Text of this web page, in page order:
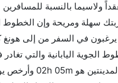
ولاسيما بالنسبة
في السفر من إلى هونغ